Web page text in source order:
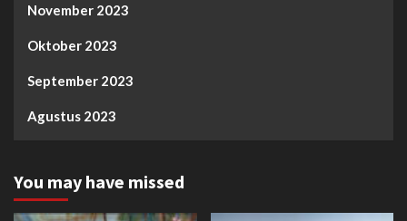
November 2023
Oktober 2023
September 2023
Agustus 2023
You may have missed